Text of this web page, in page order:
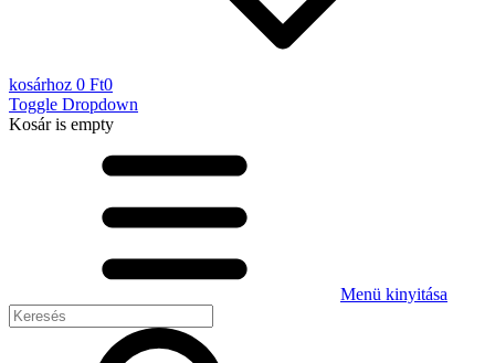
kosárhoz 0 Ft0
Toggle Dropdown
Kosáris empty
Menü kinyitása